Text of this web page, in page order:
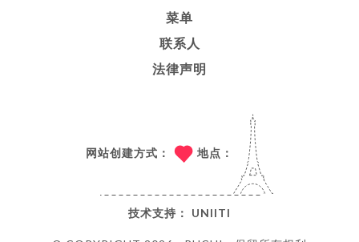
菜单
联系人
法律声明
网站创建方式： 地点：
技术支持： UNIITI